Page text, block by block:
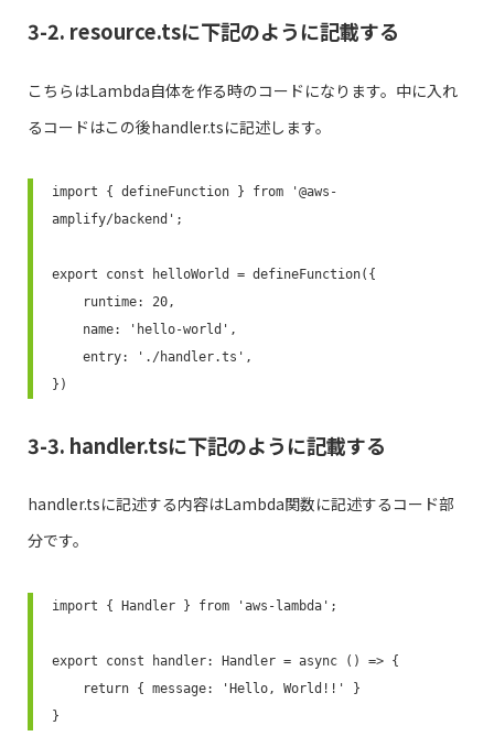
3-2. resource.tsに下記のように記載する
こちらはLambda自体を作る時のコードになります。中に入れ
るコードはこの後handler.tsに記述します。
import { defineFunction } from '@aws-
amplify/backend';
export const helloWorld = defineFunction({
})
3-3. handler.tsに下記のように記載する
handler.tsに記述する内容はLambda関数に記述するコード部
分です。
import { Handler } from 'aws-lambda';
export const handler: Handler = async () => {
}